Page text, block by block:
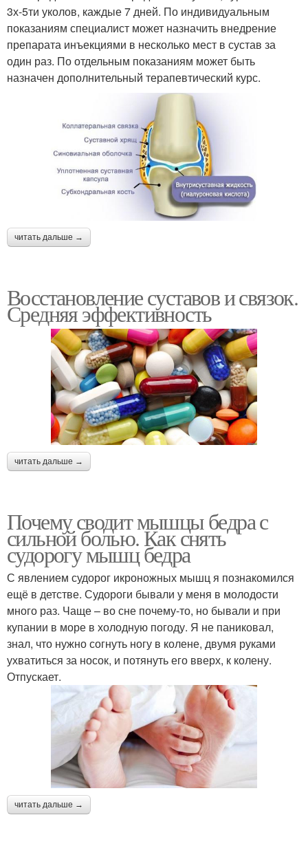
3х-5ти уколов, каждые 7 дней. По индивидуальным
показаниям специалист может назначить внедрение
препарата инъекциями в несколько мест в сустав за
один раз. По отдельным показаниям может быть
назначен дополнительный терапевтический курс.
читать дальше →
Восстановление суставов и связок.
Средняя эффективность
читать дальше →
Почему сводит мышцы бедра с
сильной болью. Как снять
судорогу мышц бедра
С явлением судорог икроножных мышц я познакомился
ещё в детстве. Судороги бывали у меня в молодости
много раз. Чаще – во сне почему-то, но бывали и при
купании в море в холодную погоду. Я не паниковал,
знал, что нужно согнуть ногу в колене, двумя руками
ухватиться за носок, и потянуть его вверх, к колену.
Отпускает.
читать дальше →